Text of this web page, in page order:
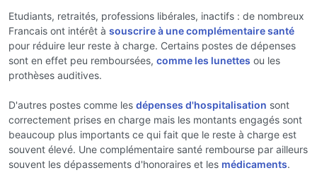
Etudiants, retraités, professions libérales, inactifs : de nombreux
Francais ont intérêt à souscrire à une complémentaire santé
pour réduire leur reste à charge. Certains postes de dépenses
sont en effet peu remboursées, comme les lunettes ou les
prothèses auditives.
D'autres postes comme les dépenses d'hospitalisation sont
correctement prises en charge mais les montants engagés sont
beaucoup plus importants ce qui fait que le reste à charge est
souvent élevé. Une complémentaire santé rembourse par ailleurs
souvent les dépassements d'honoraires et les médicaments.